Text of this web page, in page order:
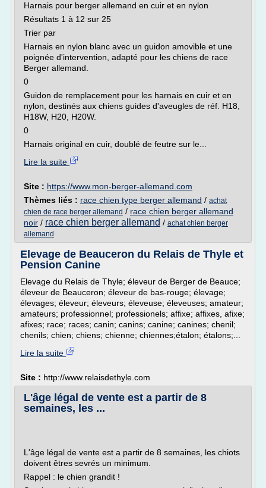
Harnais pour berger allemand en cuir et en nylon
Résultats 1 à 12 sur 25
Trier par
Harnais en nylon blanc avec un guidon amovible et une
poignée d'intervention, adapté pour les chiens de race
Berger allemand.
0
Guidon de remplacement pour les harnais en cuir et en
nylon, destinés aux chiens guides d'aveugles de réf. H18,
H18W, H20, H20W.
0
Harnais original en cuir, doublé de feutre sur le...
Lire la suite
Site : https://www.mon-berger-allemand.com
Thèmes liés : race chien type berger allemand / achat
chien de race berger allemand / race chien berger allemand
noir / race chien berger allemand / achat chien berger
allemand
Elevage de Beauceron du Relais de Thyle et
Pension Canine
Elevage du Relais de Thyle; éleveur de Berger de Beauce;
éleveur de Beauceron; éleveur de bas-rouge; élevage;
élevages; éleveur; éleveurs; éleveuse; éleveuses; amateur;
amateurs; professionnel; professionels; affixe; affixes, afixe;
afixes; race; races; canin; canins; canine; canines; chenil;
chenils; chien; chiens; chienne; chiennes;étalon; étalons;...
Lire la suite
Site : http://www.relaisdethyle.com
L'âge légal de vente est a partir de 8
semaines, les ...
L'âge légal de vente est a partir de 8 semaines, les chiots
doivent êtres sevrés un minimum.
Rappel : le chien grandit !